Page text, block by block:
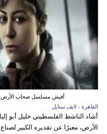
أفيش مسلسل صحاب الأرض
القاهرة - لايف ستايل
أشاد الناشط الفلسطيني خليل أبو
الأرض، معبرًا عن تقديره الكبير